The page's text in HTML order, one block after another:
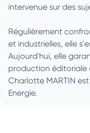
intervenue sur des
Régulièrement
et industrielles, elle
Aujourd'hui, elle
production éditoriale
Charlotte MARTIN
Energie.